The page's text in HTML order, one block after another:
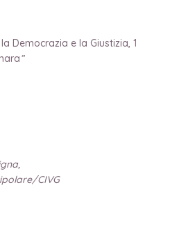
Democrazia e la Giustizia, 1
”
CIVG